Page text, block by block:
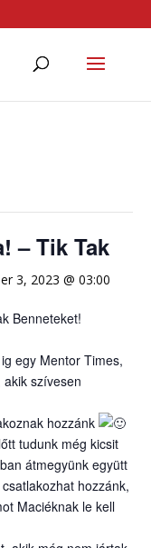
– Tik Tak
3, 2023 @ 03:00
Benneteket!
egy Mentor Times,
szívesen
hozzánk
tudunk még kicsit
átmegyünk együtt
hozzánk,
Maciéknak le kell